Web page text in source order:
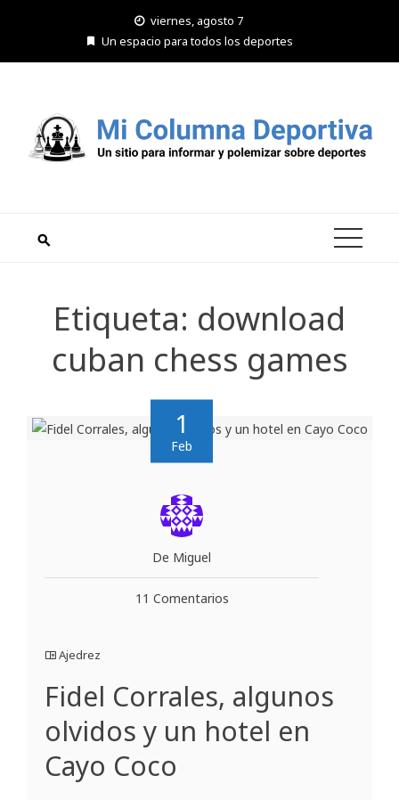
viernes, agosto 7
Un espacio para todos los deportes
Etiqueta: download
cuban chess games
1
Feb
De Miguel
11 Comentarios
Ajedrez
Fidel Corrales, algunos
olvidos y un hotel en
Cayo Coco